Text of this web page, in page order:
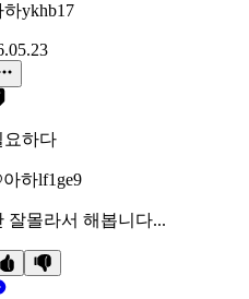
하ykhb17
요하다
아하lf1ge9
잘몰라서 해봅니다...